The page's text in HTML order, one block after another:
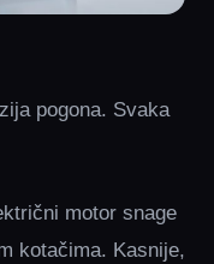
pogona. Svaka
motor snage
kotačima. Kasnije,